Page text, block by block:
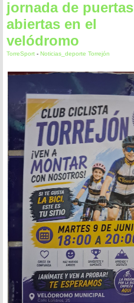
jornada de puertas
abiertas en el
velódromo
TorreSport - Noticias_deporte Torrejón